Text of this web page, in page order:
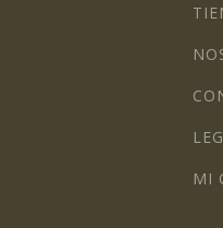
MI